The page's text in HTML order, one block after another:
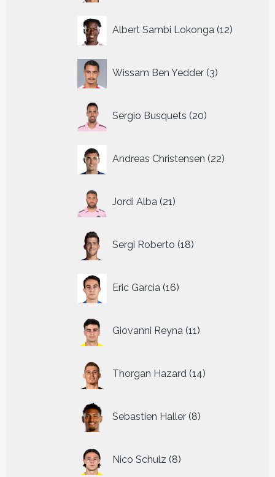
Albert Sambi Lokonga 12
Wissam Ben Yedder 3
producten
Sergio Busquets 20
producten
Andreas Christensen 22
producten
Jordi Alba 21
producten
Sergi Roberto 18
producten
Eric Garcia 16
producten
Giovanni Reyna 11
producten
Thorgan Hazard 14
producten
Sebastien Haller 8
producten
Nico Schulz 8
producten